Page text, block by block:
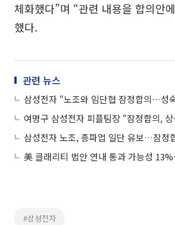
체화했다”며 “관련 내용을 합의안
했다.
관련 뉴스
#삼성전자